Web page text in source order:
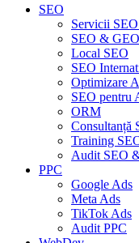
Close
SEO
Servicii
SEO &
Local SEO
SEO
Optimizare
SEO pentru
ORM
Consultanță
Training
Audit SEO
PPC
Google Ads
Meta Ads
TikTok Ads
Audit PPC